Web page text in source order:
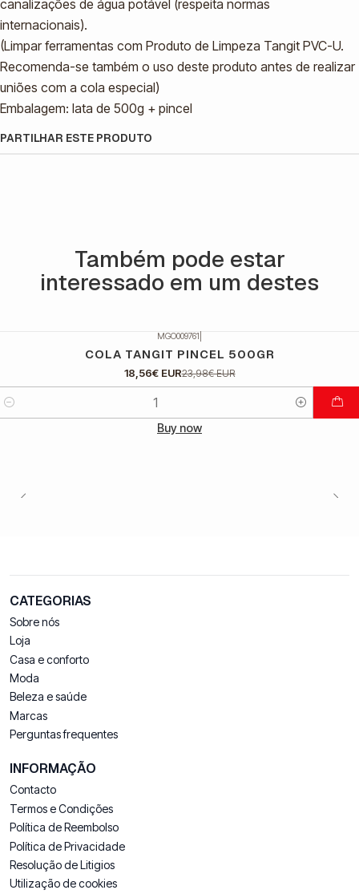
canalizações de água potável (respeita normas
internacionais).
(Limpar ferramentas com Produto de Limpeza Tangit PVC-U.
Recomenda-se também o uso deste produto antes de realizar
uniões com a cola especial)
Embalagem: lata de 500g + pincel
PARTILHAR ESTE PRODUTO
Também pode estar
interessado em um destes
MGO009761
COLA TANGIT PINCEL 500GR
18,56€ EUR23,98€ EUR
Buy now
CATEGORIAS
Sobre nós
Loja
Casa e conforto
Moda
Beleza e saúde
Marcas
Perguntas frequentes
INFORMAÇÃO
Contacto
Termos e Condições
Política de Reembolso
Política de Privacidade
Resolução de Litigios
Utilização de cookies